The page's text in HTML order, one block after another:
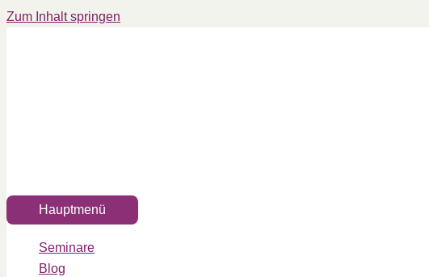
Zum Inhalt springen
Hauptmenü
Seminare
Blog